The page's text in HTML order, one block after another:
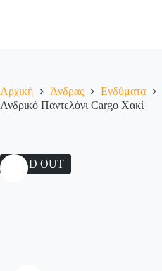
Αρχική Άνδρας Ενδύματα
Ανδρικό Παντελόνι Cargo Χακί
SOLD OUT